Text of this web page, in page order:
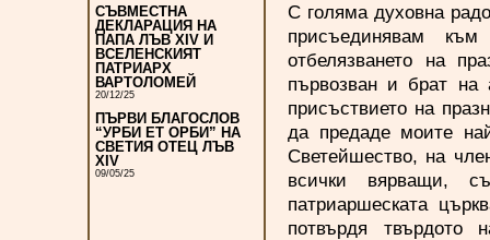
СЪВМЕСТНА
ДЕКЛАРАЦИЯ НА
ПАПА ЛЪВ XIV И
ВСЕЛЕНСКИЯТ
ПАТРИАРХ
ВАРТОЛОМЕЙ
20/12/25
ПЪРВИ БЛАГОСЛОВ
“УРБИ ЕТ ОРБИ” НА
СВЕТИЯ ОТЕЦ ЛЪВ
XIV
09/05/25
С голяма духовна
присъединявам
отбелязването на
първозван и брат на
присъствието на
да предаде моите
Светейшество, на
всички вярващи,
патриаршеската
потвърдя твърдото